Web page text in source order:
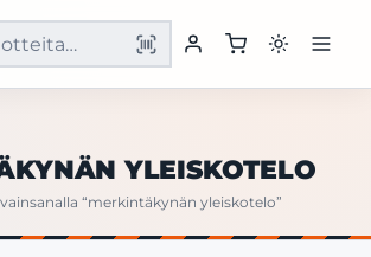
YLEISKOTELO
“merkintäkynän yleiskotelo”